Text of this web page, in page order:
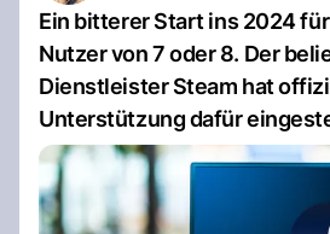
Ein bitterer Start ins 2024
Nutzer von 7 oder 8. Der
Dienstleister Steam hat
Unterstützung dafür